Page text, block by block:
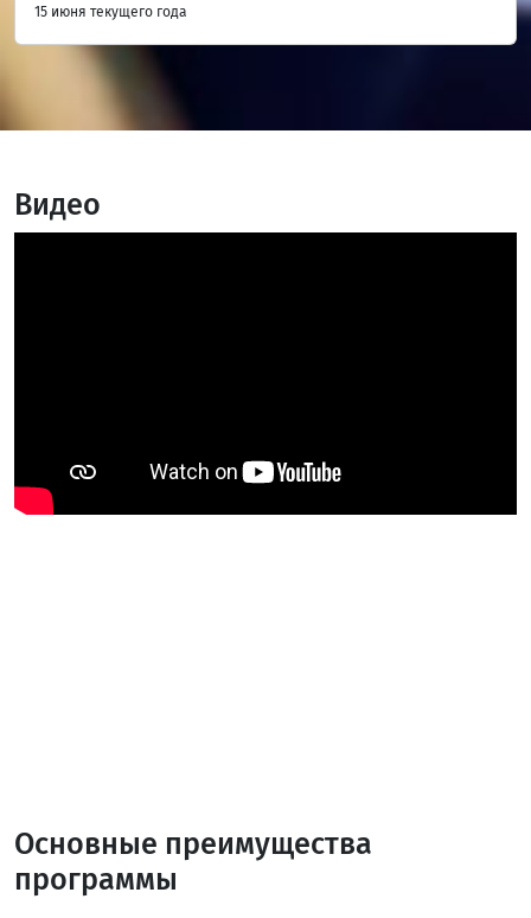
15 июня текущего года
Видео
Основные преимущества
программы